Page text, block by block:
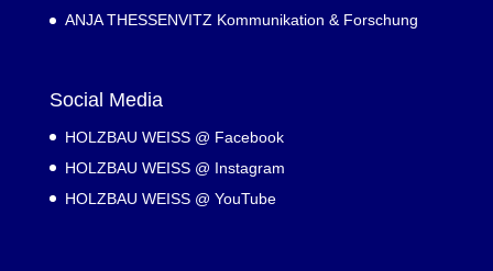
ANJA THESSENVITZ Kommunikation & Forschung
Social Media
HOLZBAU WEISS @ Facebook
HOLZBAU WEISS @ Instagram
HOLZBAU WEISS @ YouTube